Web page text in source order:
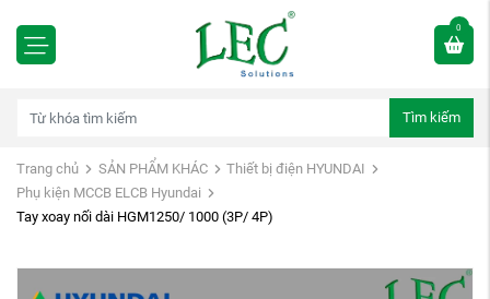
0
Tìm kiếm
Trang chủ SẢN PHẨM KHÁC
Thiết bị điện HYUNDAI
Phụ kiện MCCB ELCB Hyundai
Tay xoay nối dài HGM1250/ 1000 (3P/ 4P)